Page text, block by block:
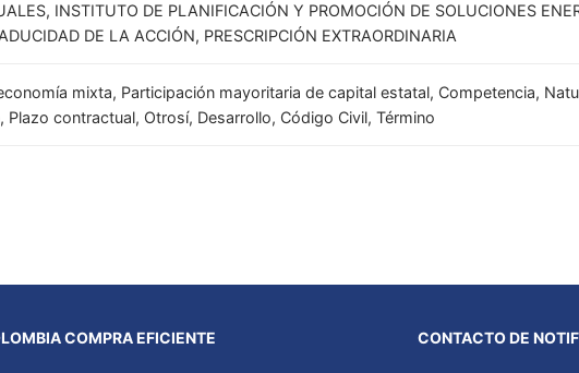
INSTITUTO DE PLANIFICACIÓN Y PROMOCIÓN DE SOLUCIONES
DE LA ACCIÓN, PRESCRIPCIÓN EXTRAORDINARIA
mixta, Participación mayoritaria de capital estatal, Competencia,
contractual, Otrosí, Desarrollo, Código Civil, Término
COMPRA EFICIENTE CONTACTO DE